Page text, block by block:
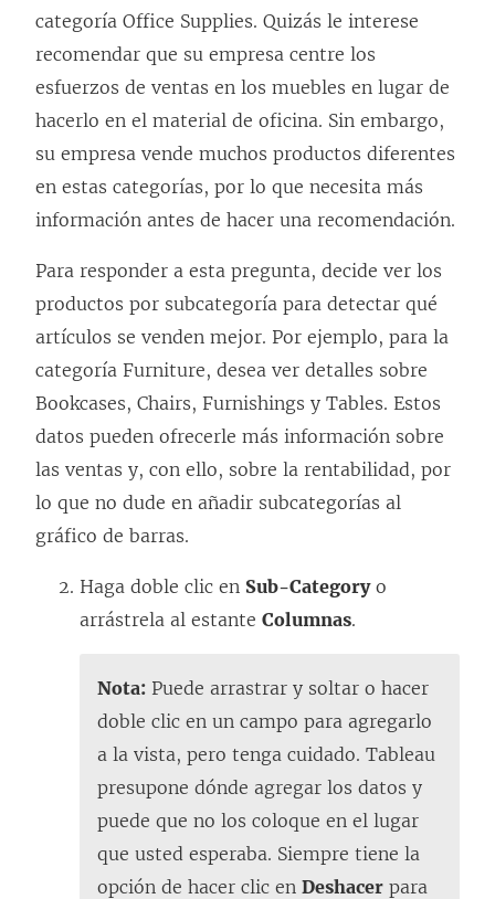
categoría Office Supplies. Quizás le interese
recomendar que su empresa centre los
esfuerzos de ventas en los muebles en lugar de
hacerlo en el material de oficina. Sin embargo,
su empresa vende muchos productos diferentes
en estas categorías, por lo que necesita más
información antes de hacer una recomendación.
Para responder a esta pregunta, decide ver los
productos por subcategoría para detectar qué
artículos se venden mejor. Por ejemplo, para la
categoría Furniture, desea ver detalles sobre
Bookcases, Chairs, Furnishings y Tables. Estos
datos pueden ofrecerle más información sobre
las ventas y, con ello, sobre la rentabilidad, por
lo que no dude en añadir subcategorías al
gráfico de barras.
Haga doble clic en Sub-Categoryo
arrástrela al estante Columnas.
Nota: Puede arrastrar y soltar o hacer
doble clic en un campo para agregarlo
a la vista, pero tenga cuidado. Tableau
presupone dónde agregar los datos y
puede que no los coloque en el lugar
que usted esperaba. Siempre tiene la
opción de hacer clic en Deshacer para